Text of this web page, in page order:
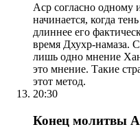
Аср согласно одному
начинается, когда
длиннее его
время Дхухр-намаза.
лишь одно мнение
это мнение. Такие
этот метод.
20:30
Конец молитвы